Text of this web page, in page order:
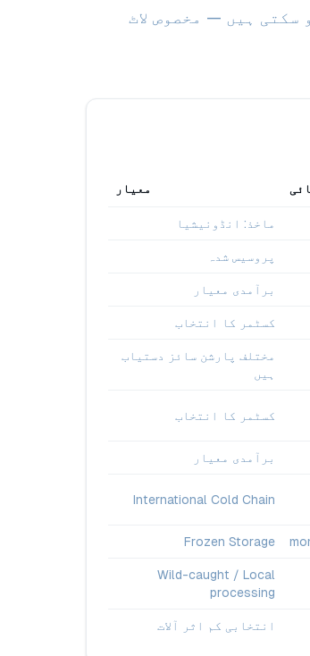
ہیں — مخصوص لاٹ
معیار
ماخذ: انڈونیشیا
پروسیس شدہ
برآمدی معیار
کسٹمر کا انتخاب
مختلف پارشن سائز دستیاب
ہیں
کسٹمر کا انتخاب
برآمدی معیار
International Cold Chain
Frozen Storage
Wild-caught / Local
processing
انتخابی کم اثر آلات